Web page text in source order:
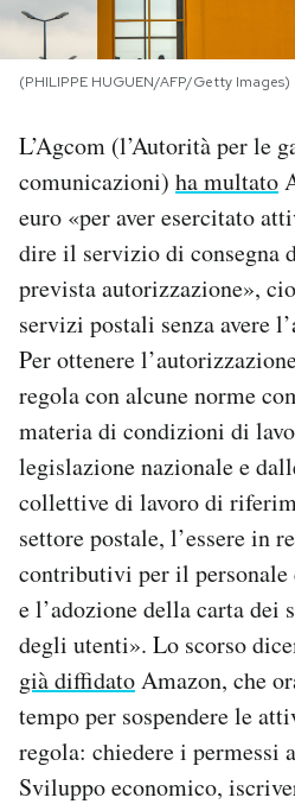
I MIEI PREFERITI
CALENDARIO
AREA PERSONALE
Area Personale
Newsletter
Notifiche mobile
Regala il Post
Hai bisogno di aiuto?
Esci
(PHILIPPE HUGUEN/AFP/Getty Images)
L’Agcom (l’Autorità per le
comunicazioni) ha multato
euro «per aver esercitato
dire il servizio di consegna
prevista autorizzazione»,
servizi postali senza avere
Per ottenere
regola con alcune norme
materia di condizioni di
legislazione nazionale e
collettive di lavoro di
settore postale, l’essere in
contributivi per il personale
e l’adozione della carta
degli utenti». Lo scorso
già diffidatoAmazon, che
tempo per sospendere le
regola: chiedere i permessi
Sviluppo economico,